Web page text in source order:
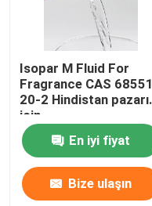
Isopar M Fluid For
Fragrance CAS
20-2 Hindistan pazarı
için
En iyi fiyat
Bize ulaşın